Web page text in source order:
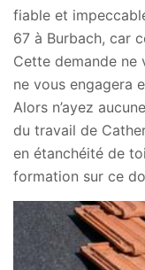
fiable et
67 à Burbach, car
Cette demande ne
ne vous engagera
Alors n’ayez
du travail de
en étanchéité de
formation sur ce